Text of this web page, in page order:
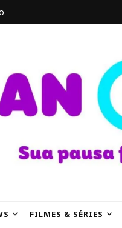
FILMES & SÉRIES